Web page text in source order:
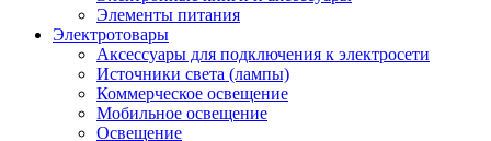
Элементы питания
Электротовары
Аксессуары для подключения к электросети
Источники света (лампы)
Коммерческое освещение
Мобильное освещение
Освещение